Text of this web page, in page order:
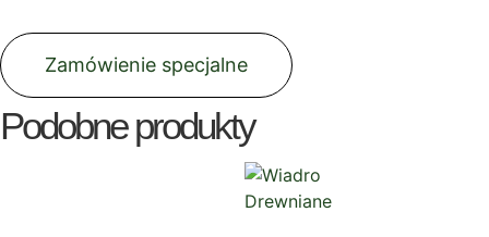
Zamówienie specjalne
Podobne produkty